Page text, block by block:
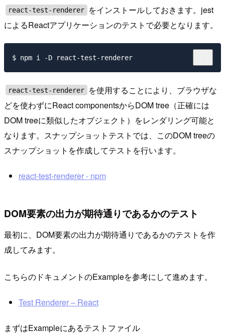
react-test-renderer
をインストールしておきます。jest
によるReactアプリケーションのテストで必要となります。
react-test-renderer
を使用することにより、ブラウザな
どを使わずにReact componentsからDOM tree（正確には
DOM treeに類似したオブジェクト）をレンダリング可能と
なります。スナップショットテストでは、このDOM treeの
スナップショットを作成してテストを行います。
react-test-renderer - npm
DOM要素の出力が期待通りであるかのテスト
最初に、DOM要素の出力が期待通りであるかのテストを作
成してみます。
こちらのドキュメントのExampleを参考にして進めます。
Test Renderer – React
まずはExampleにあるテストファイル